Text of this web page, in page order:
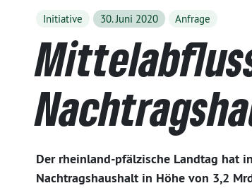
Initiative 30. Juni 2020 Anfrage
Der rheinland-pfälzische Landtag hat
Nachtragshaushalt in Höhe von 3,2